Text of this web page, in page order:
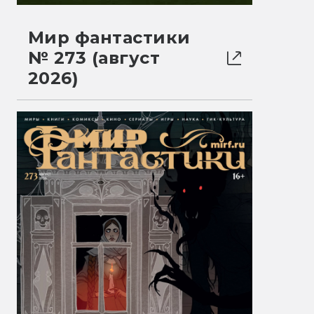
Мир фантастики
№ 273 (август
2026)